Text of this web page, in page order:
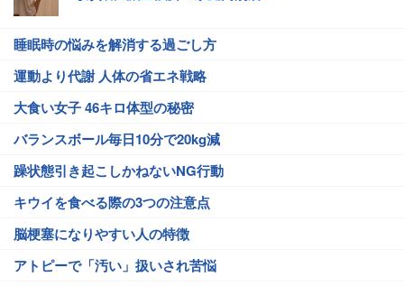
睡眠時の悩みを解消する過ごし方
運動より代謝 人体の省エネ戦略
大食い女子 46キロ体型の秘密
バランスボール毎日10分で20kg減
躁状態引き起こしかねないNG行動
キウイを食べる際の3つの注意点
脳梗塞になりやすい人の特徴
アトピーで「汚い」扱いされ苦悩